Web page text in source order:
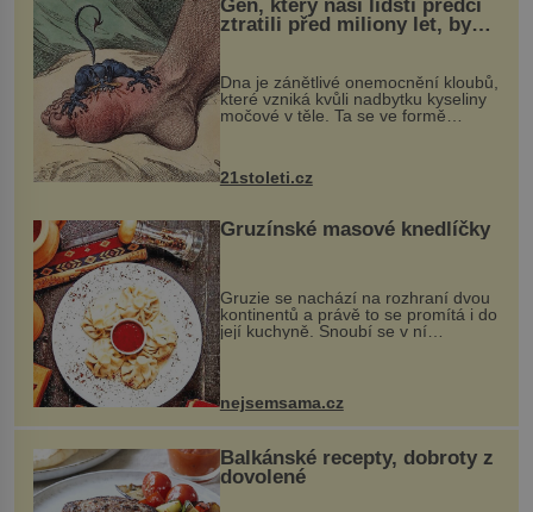
Gen, který naši lidští předci
ztratili před miliony let, by
mohl pomoci s léčbou
„nemoci králů“
Dna je zánětlivé onemocnění kloubů,
které vzniká kvůli nadbytku kyseliny
močové v těle. Ta se ve formě
nohou, a způsobuje bole...
21stoleti.cz
Gruzínské masové knedlíčky
Gruzie se nachází na rozhraní dvou
kontinentů a právě to se promítá i do
její kuchyně. Snoubí se v ní
evropské a asijské chutě a díky tomu
pokrmy, které rozhodně st...
nejsemsama.cz
Balkánské recepty, dobroty z
dovolené